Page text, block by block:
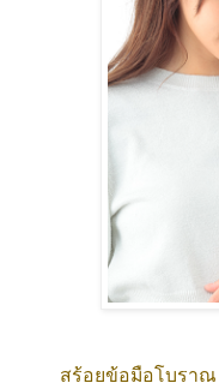
สร้อยข้อมือโบราณ